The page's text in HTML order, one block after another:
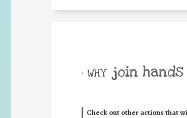
• WHY join
Check out other actions that